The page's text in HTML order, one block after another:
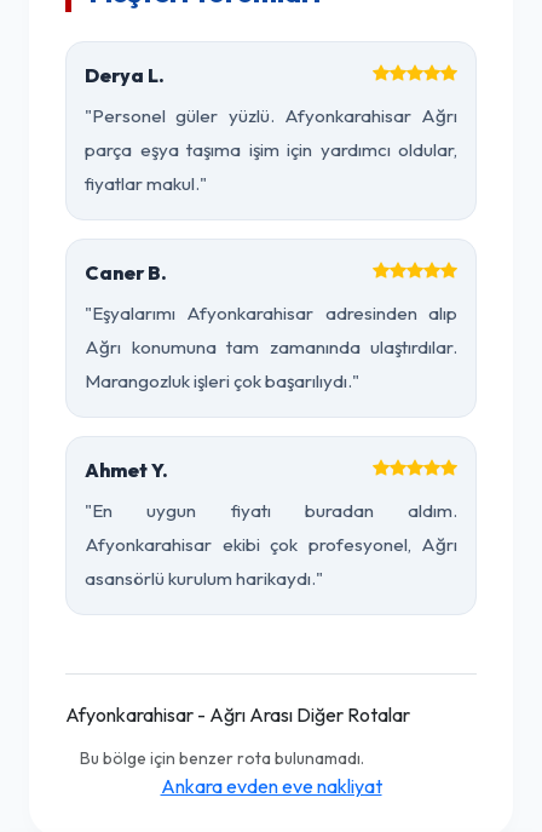
Derya L.
"Personel güler yüzlü. Afyonkarahisar Ağrı
parça eşya taşıma işim için yardımcı oldular,
fiyatlar makul."
Caner B.
"Eşyalarımı Afyonkarahisar adresinden alıp
Ağrı konumuna tam zamanında ulaştırdılar.
Marangozluk işleri çok başarılıydı."
Ahmet Y.
"En uygun fiyatı buradan aldım.
Afyonkarahisar ekibi çok profesyonel, Ağrı
asansörlü kurulum harikaydı."
Afyonkarahisar - Ağrı Arası Diğer Rotalar
Bu bölge için benzer rota bulunamadı.
Ankara evden eve nakliyat